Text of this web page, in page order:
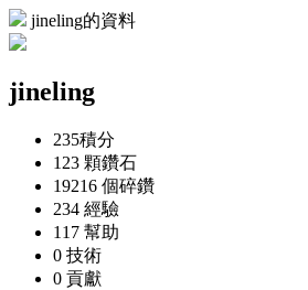
jineling的資料
jineling
235積分
123 顆鑽石
19216 個碎鑽
234 經驗
117 幫助
0 技術
0 貢獻